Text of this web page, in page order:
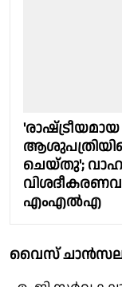
ചെയ്തു';
എംഎൽഎ
വൈസ്